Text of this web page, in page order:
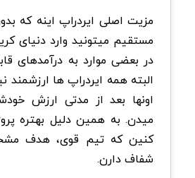
مزیت اصلی ایردراپ اینه که
مستقیم میتونید وارد دنیای
در بعضی موارد به درآمدهای
البته همه ایردراپ ها ارزشمند
اونها بعد از مدتی ارزش
میدن. به همین دلیل بهتره
کنین که تیم قوی، هدف
شفاف دارن.